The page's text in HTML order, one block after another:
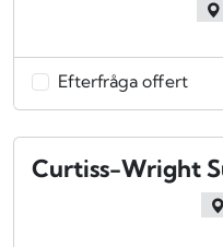
Efterfråga offert